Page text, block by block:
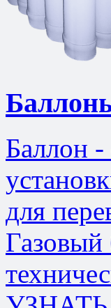
Баллон
для
Газовый